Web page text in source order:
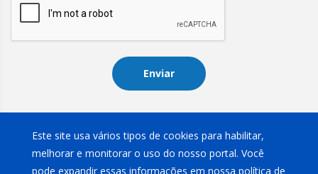
Este site usa vários tipos de cookies para habilitar,
melhorar e monitorar o uso do nosso portal. Você
pode expandir essas informações em nossa política de
Enviar